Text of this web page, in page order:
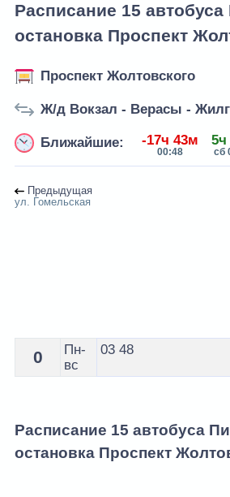
Расписание 15 автобуса
остановка Проспект
Проспект Жолтовского
Ж/д Вокзал - Верасы -
Ближайшие: -17ч 43м
00:48
5ч
сб
Предыдущая
ул. Гомельская
Расписание 15 автобуса Пинск -
0
Пн-
вс
03 48
Расписание 15 автобуса
остановка Проспект